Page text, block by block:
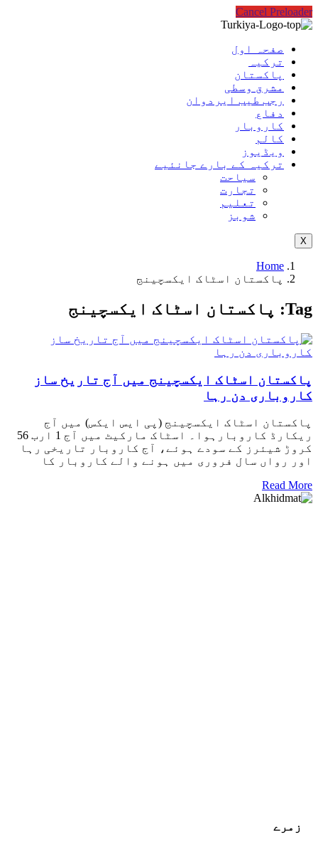
Cancel Preloader
صفحہ اول
ترکیہ
پاکستان
مشرق وسطی
رجب طیب ایردوان
دفاع
کاروبار
کالم
ویڈیوز
ترکیہ کے بارے جانئیے
سیاحت
تجارت
تعلیم
شوبز
X
Home
پاکستان اسٹاک ایکسچینج
Tag: پاکستان اسٹاک ایکسچینج
پاکستان اسٹاک ایکسچینج میں آج تاریخ ساز
کاروباری دن رہا
پاکستان اسٹاک ایکسچینج (پی ایس ایکس) میں آج
ریکارڈ کاروبارہوا۔ اسٹاک مارکیٹ میں آج 1 ارب 56
کروڑ شیئرز کے سودے ہوئے، آج کاروبار تاریخی رہا
اور رواں سال فروری میں ہونے والے کاروبار کا
Read More
زمرے